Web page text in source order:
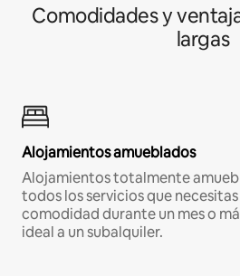
Comodidades y
largas
Alojamientos amueblados
Alojamientos totalmente
todos los servicios que
comodidad durante un mes o
ideal a un subalquiler.